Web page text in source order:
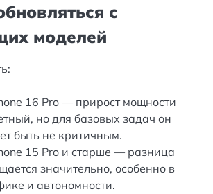
с
моделей
16 Pro — прирост мощности
но для базовых задач он
быть не критичным.
15 Pro и старше — разница
значительно, особенно в
и автономности.